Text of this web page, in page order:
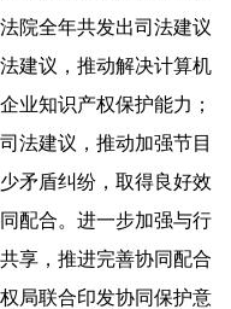
院全年共发出司法建议
建议，推动解决计算机
业知识产权保护能力；
法建议，推动加强节目
矛盾纠纷，取得良好效
配合。进一步加强与行
享，推进完善协同配合
局联合印发协同保护意